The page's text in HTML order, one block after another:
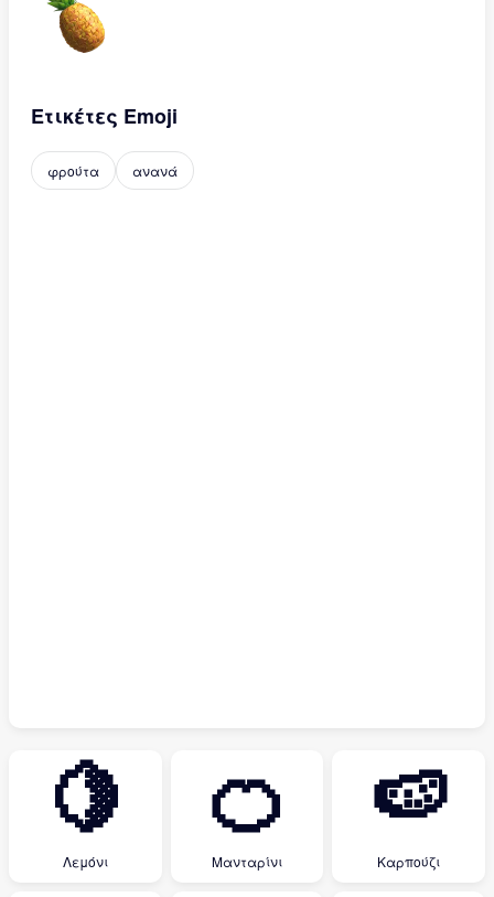
Ετικέτες Emoji
φρούτα ανανά
🍋
Λεμόνι
🍊
Μανταρίνι
🍉
Καρπούζι